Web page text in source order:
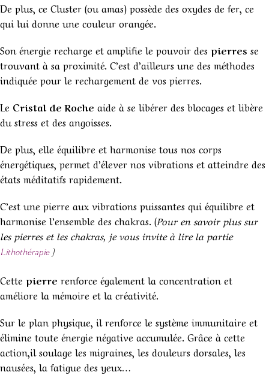
De plus, ce Cluster (ou amas) possède des oxydes de fer, ce
qui lui donne une couleur orangée.
Son énergie recharge et amplifie le pouvoir des pierres se
trouvant à sa proximité. C’est d’ailleurs une des méthodes
indiquée pour le rechargement de vos pierres.
Le Cristal de Roche aide à se libérer des blocages et libère
du stress et des angoisses.
De plus, elle équilibre et harmonise tous nos corps
énergétiques, permet d’élever nos vibrations et atteindre des
états méditatifs rapidement.
C’est une pierre aux vibrations puissantes qui équilibre et
harmonise l’ensemble des chakras. (Pour en savoir plus sur
les pierres et les chakras, je vous invite à lire la partie
Lithothérapie )
Cette pierre renforce également la concentration et
améliore la mémoire et la créativité.
Sur le plan physique, il renforce le système immunitaire et
élimine toute énergie négative accumulée. Grâce à cette
action,il soulage les migraines, les douleurs dorsales, les
nausées, la fatigue des yeux…